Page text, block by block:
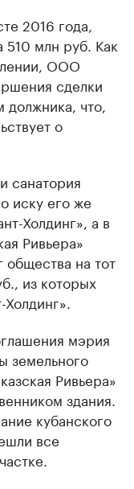
2016 года,
510 млн руб. Как
ООО
сделки
что,
о
санатория
иску его же
Холдинг», а в
Ривьера»
общества на тот
из которых
мэрия
земельного
Ривьера»
здания.
кубанского
все